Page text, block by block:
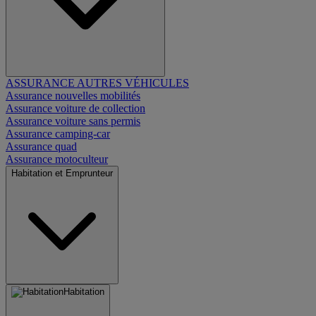
ASSURANCE AUTRES VÉHICULES
Assurance nouvelles mobilités
Assurance voiture de collection
Assurance voiture sans permis
Assurance camping-car
Assurance quad
Assurance motoculteur
Habitation et Emprunteur
Habitation